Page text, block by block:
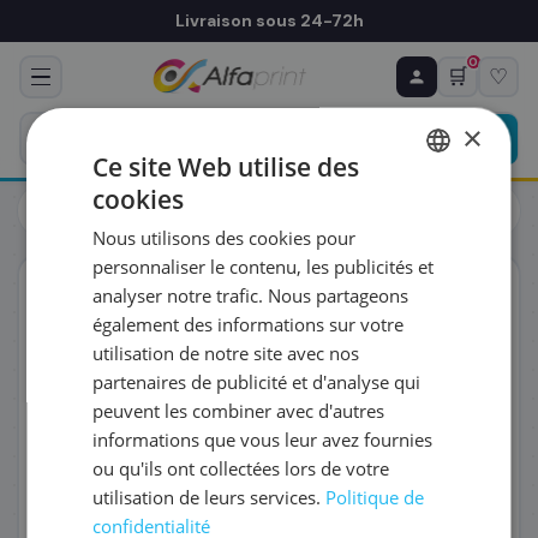
Livraison sous 24-72h
🛒
0
♡
Cartouches
HP
ORIGINAL
♻ COMMANDE RÉCURRENTE
Prévoyez & économisez
Programmez votre prochain achat — notre équipe
vous prépare un devis personnalisé
RÉFÉRENCE DU PRODUIT
FRÉQUENCE
QUANTITÉ PAR LIVRAISON
DATE DE PREMIÈRE LIVRAISON SOUHAITÉE
×
Ce site Web utilise des
cookies
Nous utilisons des cookies pour
personnaliser le contenu, les publicités et
analyser notre trafic. Nous partageons
également des informations sur votre
utilisation de notre site avec nos
partenaires de publicité et d'analyse qui
peuvent les combiner avec d'autres
informations que vous leur avez fournies
ou qu'ils ont collectées lors de votre
utilisation de leurs services. Politique de
confidentialité